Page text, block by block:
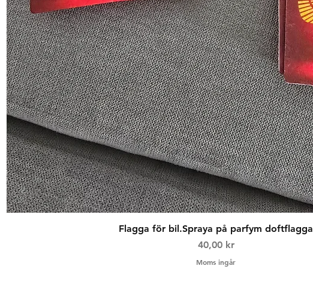
Snabbvisning
Flagga för bil.Spraya på parfym doftflagga
Pris
40,00 kr
Moms ingår